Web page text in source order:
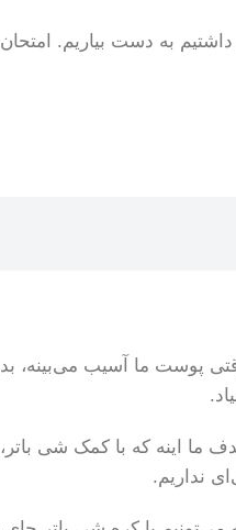
به دست بیاریم. امتحان
وقتی پوست ما آسیب
اینه که با کمک شی
نداریم.